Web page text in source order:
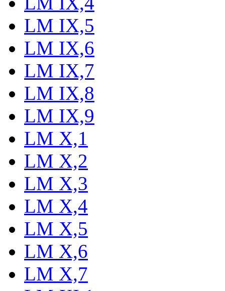
LM IX,5
LM IX,6
LM IX,7
LM IX,8
LM IX,9
LM X,1
LM X,2
LM X,3
LM X,4
LM X,5
LM X,6
LM X,7